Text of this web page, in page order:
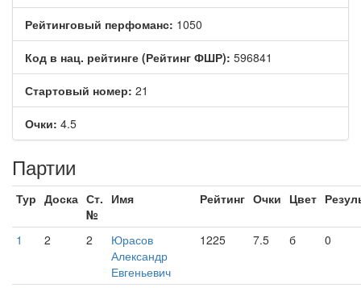
Рейтинговый перфоманс: 1050
Код в нац. рейтинге (Рейтинг ФШР): 596841
Стартовый номер: 21
Очки: 4.5
Партии
Тур Доска Ст.
№
Имя Рейтинг Очки Цвет
1 2 2
Юрасов
Александр
Евгеньевич
1225 7.5 б 0